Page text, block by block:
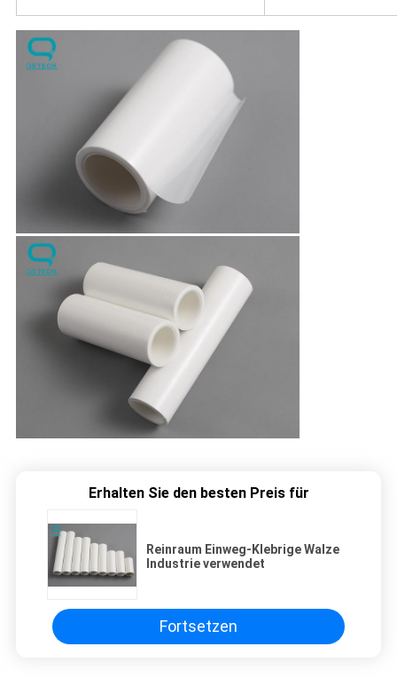
Erhalten Sie den besten Preis für
Reinraum Einweg-Klebrige Walze
Industrie verwendet
Fortsetzen